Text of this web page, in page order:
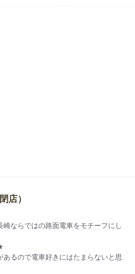
店）
ならではの路面電車をモチーフにし
あるので電車好きにはたまらないと思